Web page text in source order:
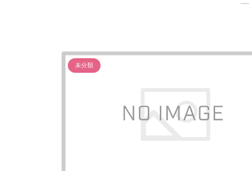
―
未分類